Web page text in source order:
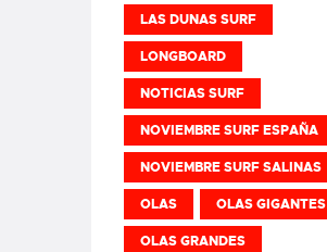
LAS DUNAS SURF
LONGBOARD
NOTICIAS SURF
NOVIEMBRE SURF ESPAÑA
NOVIEMBRE SURF SALINAS
OLAS OLAS GIGANTES
OLAS GRANDES